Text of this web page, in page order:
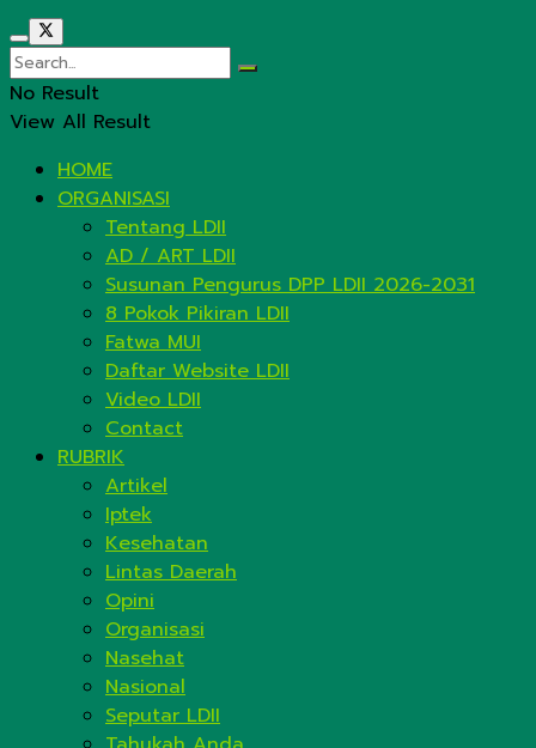
No Result
View All Result
HOME
ORGANISASI
Tentang LDII
AD / ART LDII
Susunan Pengurus DPP LDII 2026-2031
8 Pokok Pikiran LDII
Fatwa MUI
Daftar Website LDII
Video LDII
Contact
RUBRIK
Artikel
Iptek
Kesehatan
Lintas Daerah
Opini
Organisasi
Nasehat
Nasional
Seputar LDII